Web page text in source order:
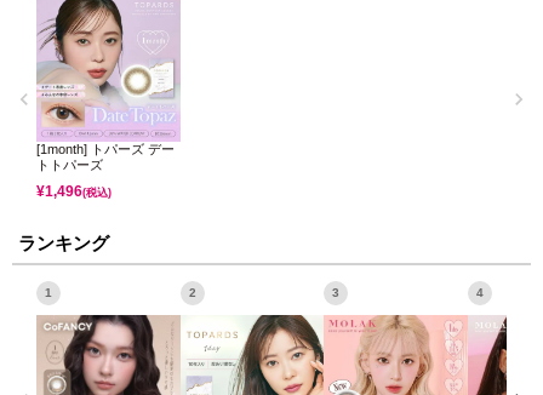
[1month] トパーズ デー
トトパーズ
¥1,496(税込)
ランキング
1 2 3 4